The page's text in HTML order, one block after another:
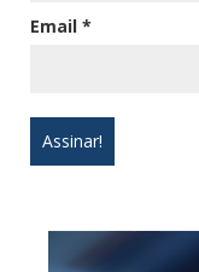
Email *